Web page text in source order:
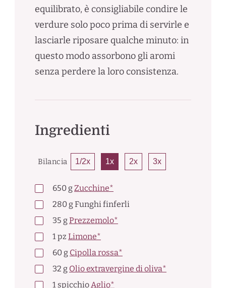
equilibrato, è consigliabile condire le
verdure solo poco prima di servirle e
lasciarle riposare qualche minuto: in
questo modo assorbono gli aromi
senza perdere la loro consistenza.
Ingredienti
Bilancia 1/2x 1x 2x 3x
650 gZucchine*
280 gFunghi finferli
35 gPrezzemolo*
1pz Limone*
60 g Cipolla rossa*
32 g Olio extravergine di oliva*
1 spicchioAglio*